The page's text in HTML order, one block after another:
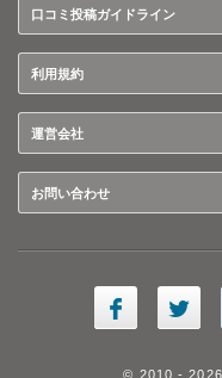
口コミ投稿ガイドライン
利用規約
運営会社
お問い合わせ
© 2010 -